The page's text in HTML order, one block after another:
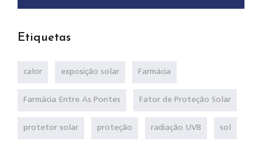
Etiquetas
calor exposição solar Farmácia
Farmácia Entre As Pontes Fator de Proteção Solar
protetor solar proteção radiação UVB sol